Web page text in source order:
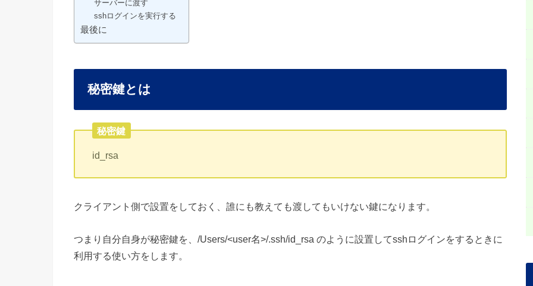
サーバーに渡す
sshログインを実行する
最後に
秘密鍵とは
秘密鍵
id_rsa
クライアント側で設置をしておく、誰にも教えても渡してもいけない鍵になります。
つまり自分自身が秘密鍵を、/Users/<user名>/.ssh/id_rsa のように設置してsshログインをするときに
利用する使い方をします。